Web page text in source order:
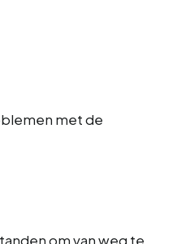
met de
om van weg te